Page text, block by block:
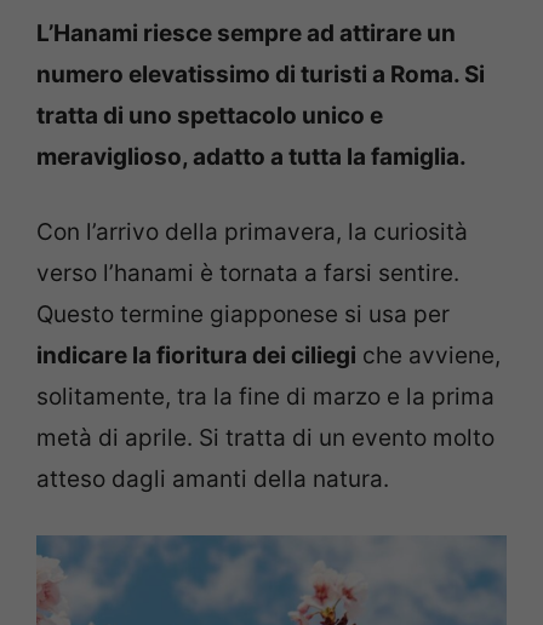
L’Hanami riesce sempre ad attirare un
numero elevatissimo di turisti a Roma. Si
tratta di uno spettacolo unico e
meraviglioso, adatto a tutta la famiglia.
Con l’arrivo della primavera, la curiosità
verso l’hanami è tornata a farsi sentire.
Questo termine giapponese si usa per
indicare la fioritura dei ciliegi che avviene,
solitamente, tra la fine di marzo e la prima
metà di aprile. Si tratta di un evento molto
atteso dagli amanti della natura.